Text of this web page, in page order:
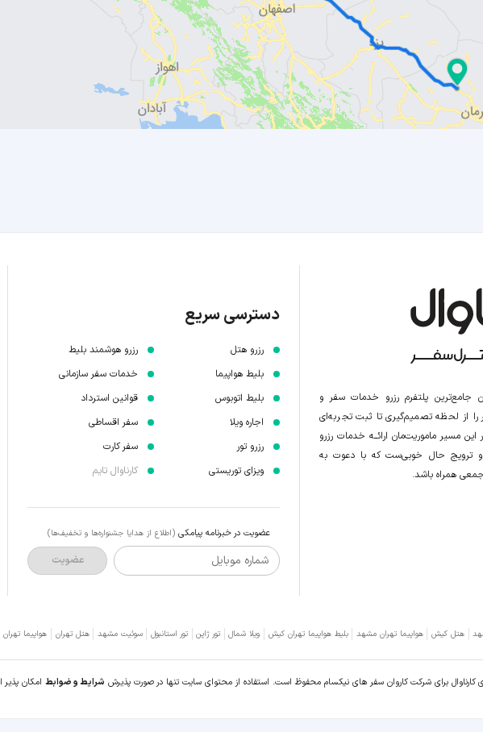
جامع‌ترین پلتفرم رزرو خدمات سفر و
را از لحظه‌ تصمیم‌گیری تا ثبت تجربه‌ای
این مسیر‍ ماموریت‌مان اراﺋــﻪ خدمات رزرو
و ترویج حال خوبی‌ست که با دعوت به
همراه باشد.
دسترسی سریع
رزرو هتل
بلیط هواپیما
بلیط اتوبوس
اجاره ویلا
رزرو تور
ویزای توریستی
رزرو هوشمند بلیط
خدمات سفر سازمانی
قوانین استرداد
سفر اقساطی
سفر کارت
کارناوال تایم
عضویت در خبرنامه پیامکی (اطلاع از هدایا جشنواره‌ها و تخفیف‌ها)
شماره موبایل عضویت
هتل کیش هواپیما تهران مشهد بلیط هواپیما تهران کیش ویلا شمال تور ژاپن تور استانبول سوئیت مشهد هتل تهران هواپیما تهران
برای شرکت کاروان سفر های نیکسام محفوظ است. استفاده از محتوای سایت تنها در صورت پذیرش شرایط و ضوابط امکان